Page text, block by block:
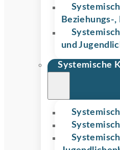
Beziehungs-
und
Systemische